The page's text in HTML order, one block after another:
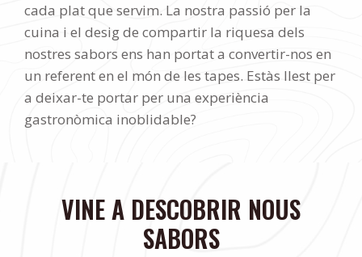
cada plat que servim. La nostra passió per la
cuina i el desig de compartir la riquesa dels
nostres sabors ens han portat a convertir-nos en
un referent en el món de les tapes. Estàs llest per
a deixar-te portar per una experiència
gastronòmica inoblidable?
VINE A DESCOBRIR NOUS
SABORS